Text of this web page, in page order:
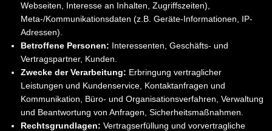
Webseiten, Interesse an Inhalten, Zugriffszeiten),
Meta-/Kommunikationsdaten (z.B. Geräte-Informationen, IP-
Adressen).
Betroffene Personen: Interessenten, Geschäfts- und
Vertragspartner, Kunden.
Zwecke der Verarbeitung: Erbringung vertraglicher
Leistungen und Kundenservice, Kontaktanfragen und
Kommunikation, Büro- und Organisationsverfahren, Verwaltung
und Beantwortung von Anfragen, Sicherheitsmaßnahmen.
Rechtsgrundlagen: Vertragserfüllung und vorvertragliche